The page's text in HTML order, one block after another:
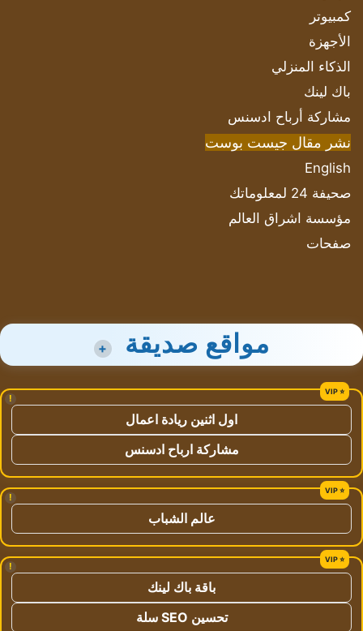
كمبيوتر
الأجهزة
الذكاء المنزلي
باك لينك
مشاركة أرباح ادسنس
نشر مقال جيست بوست
English
صحيفة 24 لمعلوماتك
مؤسسة اشراق العالم
صفحات
مواقع صديقة +
!
اول اثنين ريادة اعمال
مشاركة ارباح ادسنس
!
عالم الشباب
!
باقة باك لينك
تحسين SEO سلة